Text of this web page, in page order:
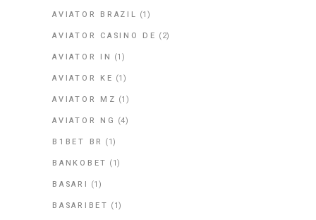
AVIATOR BRAZIL (1)
AVIATOR CASINO DE (2)
AVIATOR IN (1)
AVIATOR KE (1)
AVIATOR MZ (1)
AVIATOR NG (4)
B1BET BR (1)
BANKOBET (1)
BASARI (1)
BASARIBET (1)